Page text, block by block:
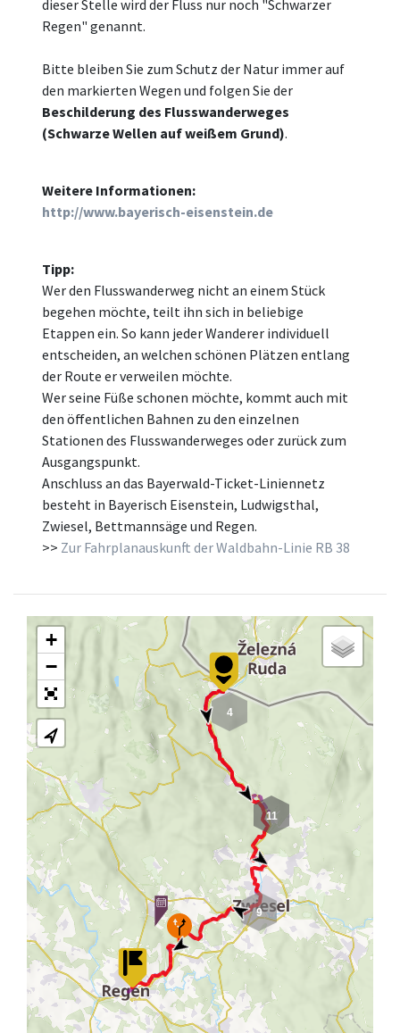
dieser Stelle wird der Fluss nur noch "Schwarzer
Regen" genannt.
Bitte bleiben Sie zum Schutz der Natur immer auf
den markierten Wegen und folgen Sie der
Beschilderung des Flusswanderweges
(Schwarze Wellen auf weißem Grund).
Weitere Informationen:
http://www.bayerisch-eisenstein.de
Tipp:
Wer den Flusswanderweg nicht an einem Stück
begehen möchte, teilt ihn sich in beliebige
Etappen ein. So kann jeder Wanderer individuell
entscheiden, an welchen schönen Plätzen entlang
der Route er verweilen möchte.
Wer seine Füße schonen möchte, kommt auch mit
den öffentlichen Bahnen zu den einzelnen
Stationen des Flusswanderweges oder zurück zum
Ausgangspunkt.
Anschluss an das Bayerwald-Ticket-Liniennetz
besteht in Bayerisch Eisenstein, Ludwigsthal,
Zwiesel, Bettmannsäge und Regen.
>> Zur Fahrplanauskunft der Waldbahn-Linie RB 38
11
9
4
+
−